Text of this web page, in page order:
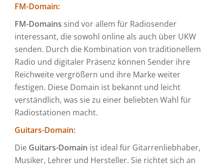
FM-Domain:
FM-Domains sind vor allem für Radiosender
interessant, die sowohl online als auch über UKW
senden. Durch die Kombination von traditionellem
Radio und digitaler Präsenz können Sender ihre
Reichweite vergrößern und ihre Marke weiter
festigen. Diese Domain ist bekannt und leicht
verständlich, was sie zu einer beliebten Wahl für
Radiostationen macht.
Guitars-Domain:
Die Guitars-Domain ist ideal für Gitarrenliebhaber,
Musiker, Lehrer und Hersteller. Sie richtet sich an